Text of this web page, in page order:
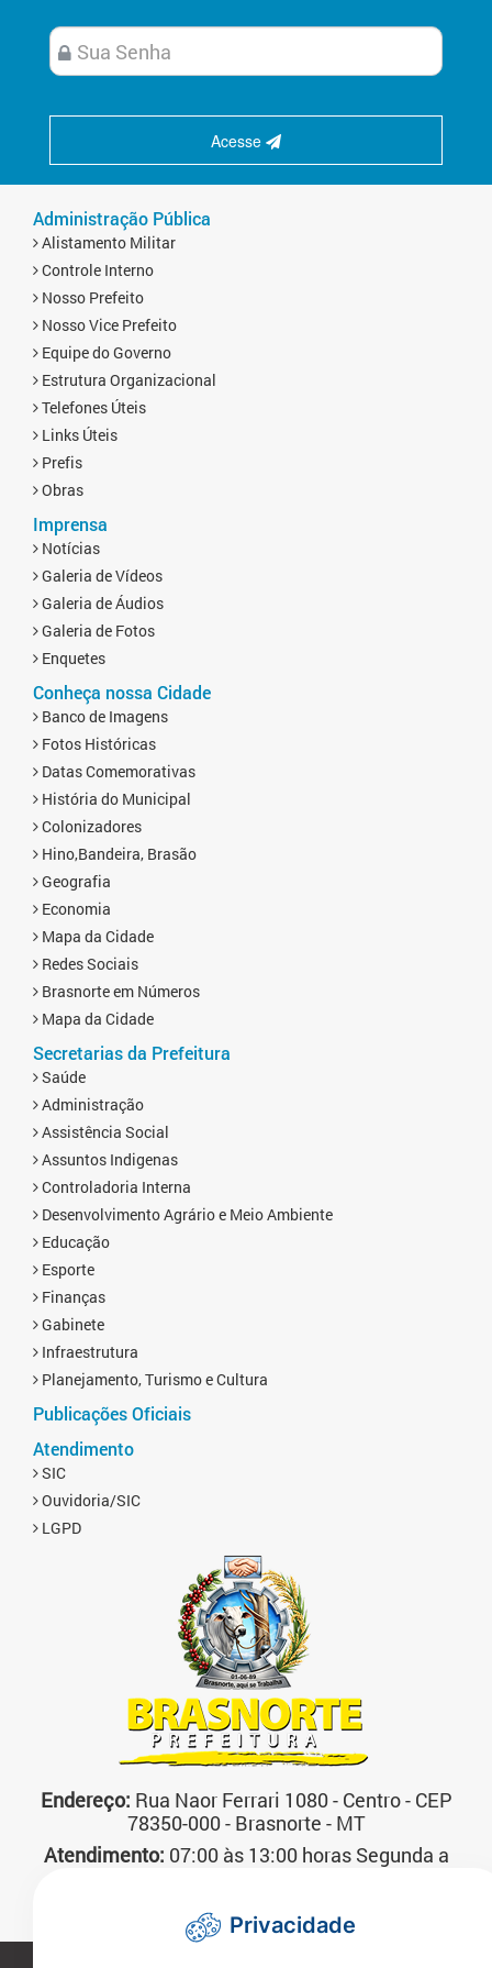
Acesse
Administração Pública
Alistamento Militar
Controle Interno
Nosso Prefeito
Nosso Vice Prefeito
Equipe do Governo
Estrutura Organizacional
Telefones Úteis
Links Úteis
Prefis
Obras
Imprensa
Notícias
Galeria de Vídeos
Galeria de Áudios
Galeria de Fotos
Enquetes
Conheça nossa Cidade
Banco de Imagens
Fotos Históricas
Datas Comemorativas
História do Municipal
Colonizadores
Hino,Bandeira, Brasão
Geografia
Economia
Mapa da Cidade
Redes Sociais
Brasnorte em Números
Mapa da Cidade
Secretarias da Prefeitura
Saúde
Administração
Assistência Social
Assuntos Indigenas
Controladoria Interna
Desenvolvimento Agrário e Meio Ambiente
Educação
Esporte
Finanças
Gabinete
Infraestrutura
Planejamento, Turismo e Cultura
Publicações Oficiais
Atendimento
SIC
Ouvidoria/SIC
LGPD
Endereço: Rua Naor Ferrari 1080 - Centro - CEP
78350-000 - Brasnorte - MT
Atendimento: 07:00 às 13:00 horas Segunda a
Telefone:
(66)3592-3200
Privacidade